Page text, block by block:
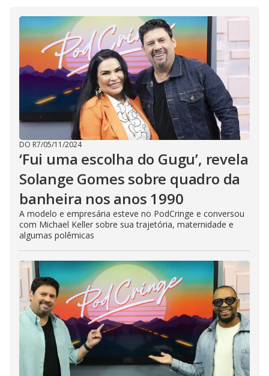
DO R7/05/11/2024
‘Fui uma escolha do Gugu’, revela
Solange Gomes sobre quadro da
banheira nos anos 1990
A modelo e empresária esteve no PodCringe e conversou
com Michael Keller sobre sua trajetória, maternidade e
algumas polêmicas